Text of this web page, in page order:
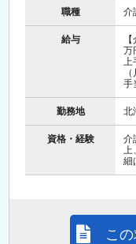
職種 介
給与
万
上
手
勤務地 北
資格・経験
介
上
細
こ